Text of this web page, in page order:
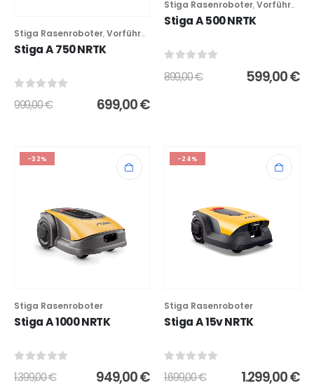
Stiga Rasenroboter,Vorführgeräte
Stiga A 750 NRTK
999,00€ 699,00€
Stiga Rasenroboter,Vorführgeräte
Stiga A 500 NRTK
899,00€ 599,00€
-32%
Stiga Rasenroboter
Stiga A 1000 NRTK
1.399,00€ 949,00€
-24%
Stiga Rasenroboter
Stiga A 15v NRTK
1.699,00€ 1.299,00€